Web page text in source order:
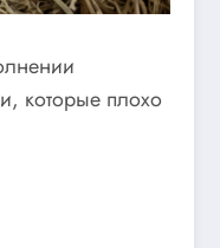
которые плохо